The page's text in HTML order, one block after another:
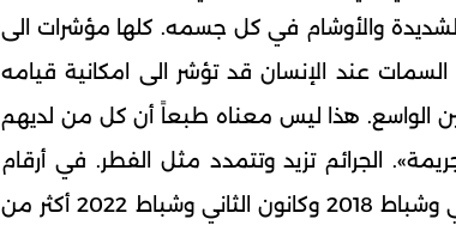
والأوشام في كل جسمه. كلها مؤشرات الى
عند الإنسان قد تؤشر الى امكانية قيامه
الواسع. هذا ليس معناه طبعاً أن كل من لديهم
الجرائم تزيد وتتمدد مثل الفطر. في أرقام
الدولية للمعلومات، سرقة السيارات زادت في مقارنة بين كانون الثاني وشباط 2018 وكانون الثاني وشباط 2022 أكثر من